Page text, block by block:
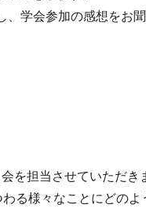
学会参加の感想をお聞
を担当させていただ
る様々なことにどの